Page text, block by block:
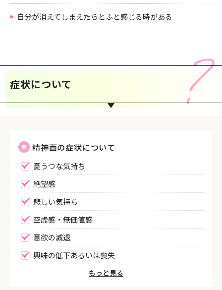
自分が消えてしまえたらとふと感じる時がある
症状について
精神面の症状について
憂うつな気持ち
絶望感
悲しい気持ち
空虚感・無価値感
意欲の減退
興味の低下あるいは喪失
もっと見る